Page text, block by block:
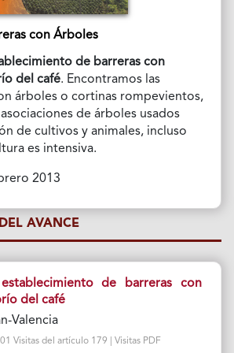
con Árboles
de barreras con
del café. Encontramos las
árboles o cortinas rompevientos,
de árboles usados
de cultivos y animales, incluso
es intensiva.
2013
AVANCE
de barreras con
del café
Valencia
Visitas del artículo 179 | Visitas PDF